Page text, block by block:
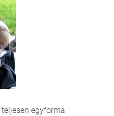
teljesen egyforma